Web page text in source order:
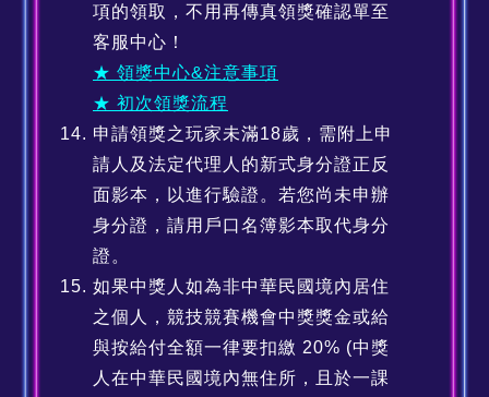
項的領取，不用再傳真領獎確認單至
客服中心！
★ 領獎中心&注意事項
★ 初次領獎流程
申請領獎之玩家未滿18歲，需附上申
請人及法定代理人的新式身分證正反
面影本，以進行驗證。若您尚未申辦
身分證，請用戶口名簿影本取代身分
證。
如果中獎人如為非中華民國境內居住
之個人，競技競賽機會中獎獎金或給
與按給付全額一律要扣繳 20% (中獎
人在中華民國境內無住所，且於一課